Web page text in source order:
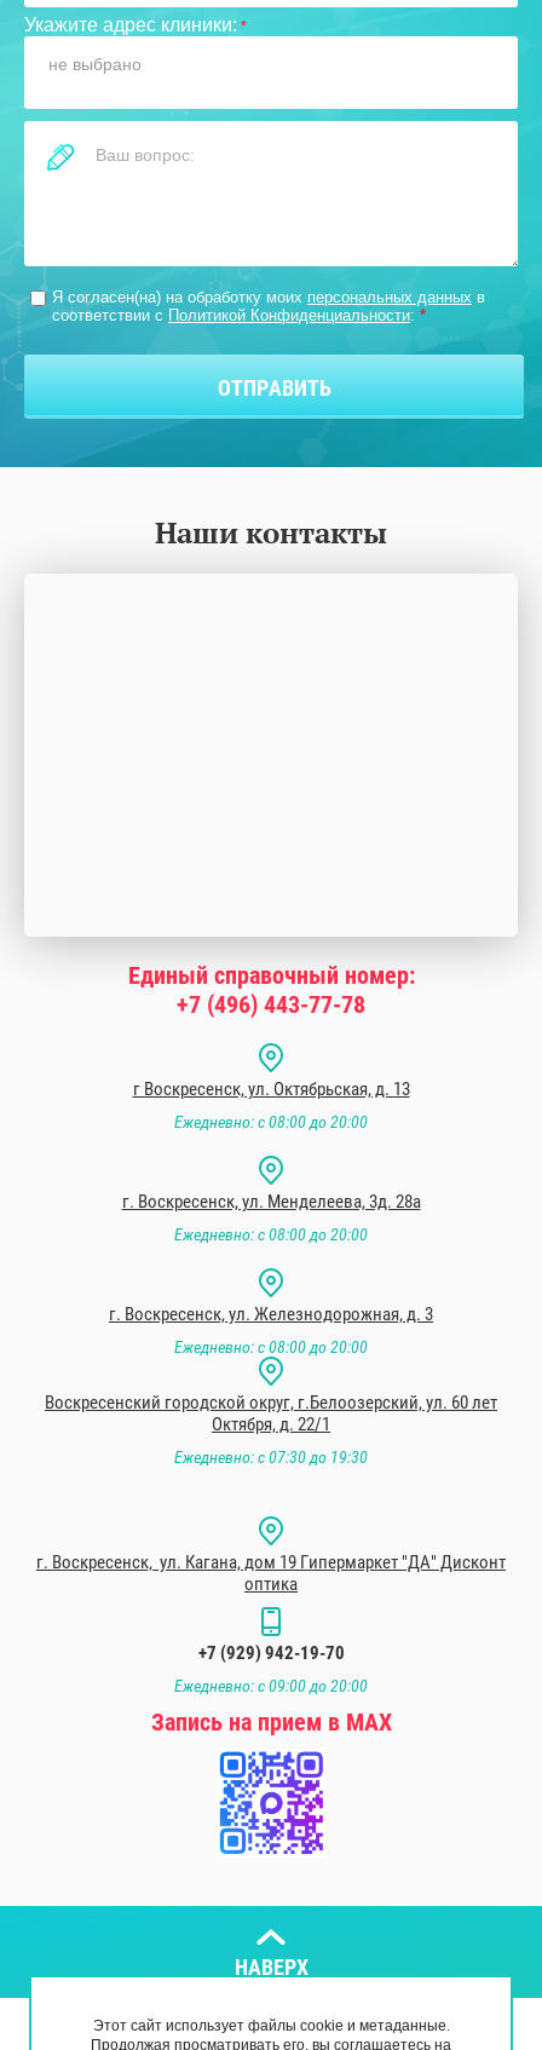
Укажите адрес клиники: *
не выбрано
Я согласен(на) на обработку моих персональных данных в
соответствии с Политикой Конфиденциальности: *
ОТПРАВИТЬ
Наши контакты
Единый справочный номер:
+7 (496) 443-77-78
г Воскресенск, ул. Октябрьская, д. 13
Ежедневно: с 08:00 до 20:00
г. Воскресенск, ул. Менделеева, 3д. 28а
Ежедневно: с 08:00 до 20:00
г. Воскресенск, ул. Железнодорожная, д. 3
Ежедневно: с 08:00 до 20:00
Воскресенский городской округ, г.Белоозерский, ул. 60 лет
Октября, д. 22/1
Ежедневно: с 07:30 до 19:30
г. Воскресенск, ул. Кагана, дом 19 Гипермаркет "ДА" Дисконт
оптика
+7 (929) 942-19-70
Ежедневно: с 09:00 до 20:00
Запись на прием в МАХ
НАВЕРХ
Copyright © 2018 - 2026
Этот сайт использует файлы cookie и метаданные.
Продолжая просматривать его, вы соглашаетесь на